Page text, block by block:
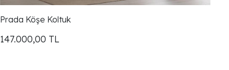
Prada Köşe Koltuk
147.000,00 TL